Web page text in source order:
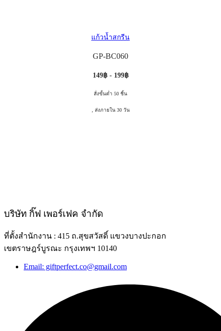
แก้วน้ำสกรีน
GP-BC060
149฿ - 199฿
สั่งขั้นต่ำ 50 ชิ้น
, ส่งภายใน 30 วัน
บริษัท กิ๊ฟ เพอร์เฟค จำกัด
ที่ตั้งสำนักงาน : 415 ถ.สุขสวัสดิ์ แขวงบางปะกอก
เขตราษฎร์บูรณะ กรุงเทพฯ 10140
Email: giftperfect.co@gmail.com